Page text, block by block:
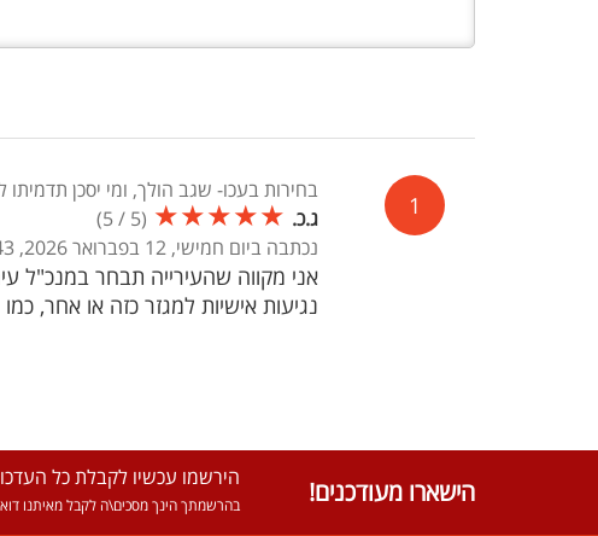
1
בחירות בעכו- שגב הולך, ומי יסכן
ג.כ. ★
★
★
★
★
(
5
/
5
)
נכתבה ביום חמישי, 12 בפברואר 2026, 00:43
אני מקווה שהעירייה תבחר במנכ"ל
נגיעות אישיות למגזר כזה או אחר,
הישארו מעודכנים! הירשמו עכשיו לקבלת כל
בהרשמתך הינך מסכים\ה לקבל מאיתנו